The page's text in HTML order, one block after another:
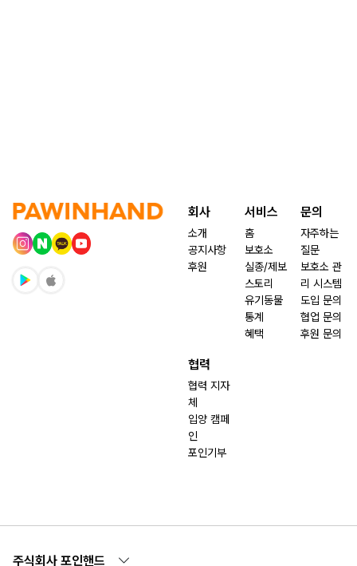
회사
소개
공지사항
후원
서비스
홈
보호소
실종/제보
스토리
유기동물
통계
혜택
문의
자주하는
질문
보호소 관
리 시스템
도입 문의
협업 문의
후원 문의
협력
협력 지자
체
입양 캠페
인
포인기부
주식회사 포인핸드